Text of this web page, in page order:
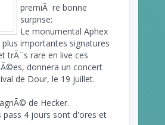
premiÃ¨re bonne
surprise:
Le monumental Aphex
plus importantes signatures
trÃ¨s rare en live ces
donnera un concert
de Dour, le 19 juillet.
de Hecker.
pass 4 jours sont d'ores et